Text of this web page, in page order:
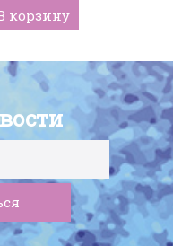
корзину